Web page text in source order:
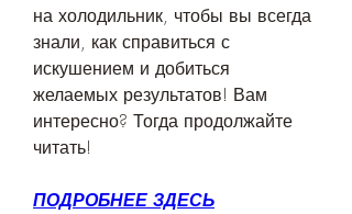
на холодильник, чтобы вы всегда
знали, как справиться с
искушением и добиться
желаемых результатов! Вам
интересно? Тогда продолжайте
читать!
ПОДРОБНЕЕ ЗДЕСЬ